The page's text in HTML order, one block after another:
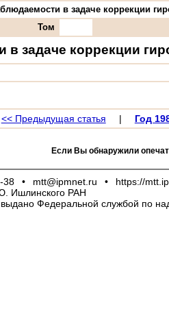
в задаче коррекции
Том
задаче коррекции
<< Предыдущая статья | Год
Если Вы обнаружили
38 • mtt@ipmnet.ru •
https://
Ишлинского РАН
, выдано Федеральной службой по